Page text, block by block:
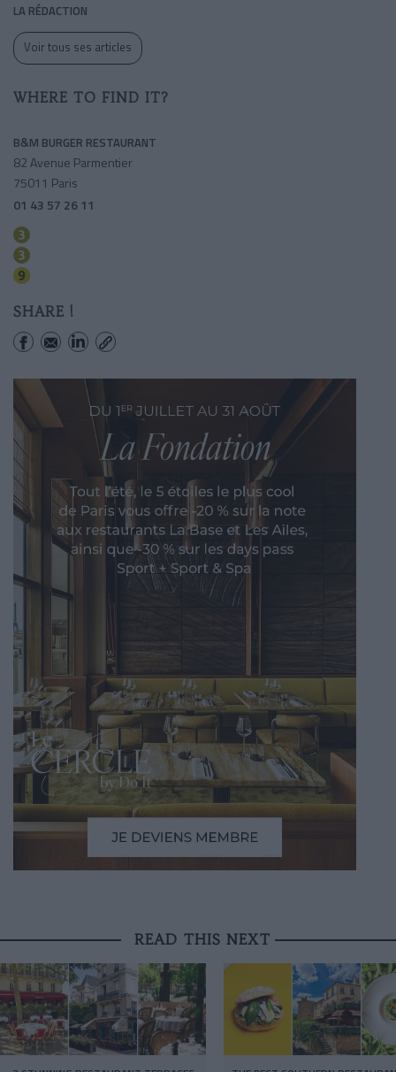
LA RÉDACTION
Voir tous ses articles
WHERE TO FIND IT?
B&M BURGER RESTAURANT
82 Avenue Parmentier
75011 Paris
01 43 57 26 11
SHARE !
READ THIS NEXT